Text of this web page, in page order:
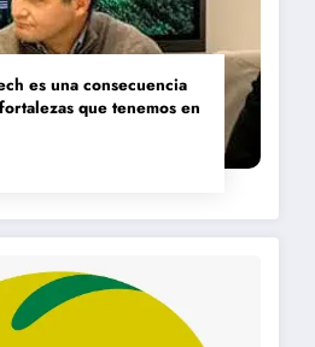
es una consecuencia
que tenemos en